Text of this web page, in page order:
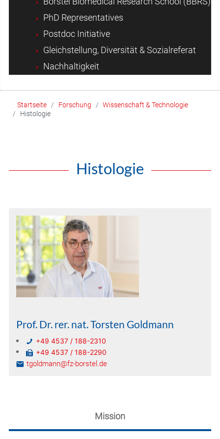
PhD Representatives
Postdoc Initiative
Gleichstellung, Diversität & Sozialreferat
Nachhaltigkeit
Startseite Forschung
Wissenschaft & Technologie
Histologie
Histologie
Prof. Dr. rer. nat. Torsten Goldmann
+49 4537 / 188-2310
+49 4537 / 188-2290
tgoldmann@fz-borstel.de
Mission